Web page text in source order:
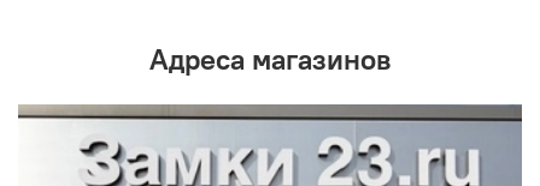
Адреса магазинов